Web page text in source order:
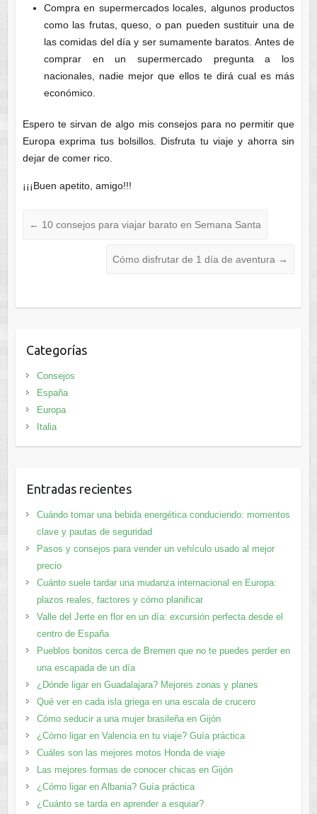
Compra en supermercados locales, algunos productos
como las frutas, queso, o pan pueden sustituir una de
las comidas del día y ser sumamente baratos. Antes de
comprar en un supermercado pregunta a los
nacionales, nadie mejor que ellos te dirá cual es más
económico.
Espero te sirvan de algo mis consejos para no permitir que
Europa exprima tus bolsillos. Disfruta tu viaje y ahorra sin
dejar de comer rico.
¡¡¡Buen apetito, amigo!!!
← 10 consejos para viajar barato en Semana Santa
Cómo disfrutar de 1 día de aventura →
Categorías
Consejos
España
Europa
Italia
Entradas recientes
Cuándo tomar una bebida energética conduciendo: momentos
clave y pautas de seguridad
Pasos y consejos para vender un vehículo usado al mejor
precio
Cuánto suele tardar una mudanza internacional en Europa:
plazos reales, factores y cómo planificar
Valle del Jerte en flor en un día: excursión perfecta desde el
centro de España
Pueblos bonitos cerca de Bremen que no te puedes perder en
una escapada de un día
¿Dónde ligar en Guadalajara? Mejores zonas y planes​
Qué ver en cada isla griega en una escala de crucero
Cómo seducir a una mujer brasileña en Gijón
¿Cómo ligar en Valencia en tu viaje? Guía práctica
Cuáles son las mejores motos Honda de viaje
Las mejores formas de conocer chicas en Gijón
¿Cómo ligar en Albania? Guía práctica
¿Cuánto se tarda en aprender a esquiar?